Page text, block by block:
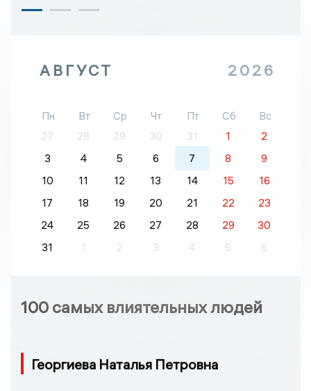
АВГУСТ 2026
Пн Вт Ср Чт Пт Сб
Вс
27
28 29 30 31 1
2
3
4 5 6 7 8
9
10
11 12 13 14 15
16
17
18 19 20 21 22
23
24
25 26 27 28 29
30
31
1 2 3 4 5 6
100 самых влиятельных людей
Георгиева Наталья Петровна